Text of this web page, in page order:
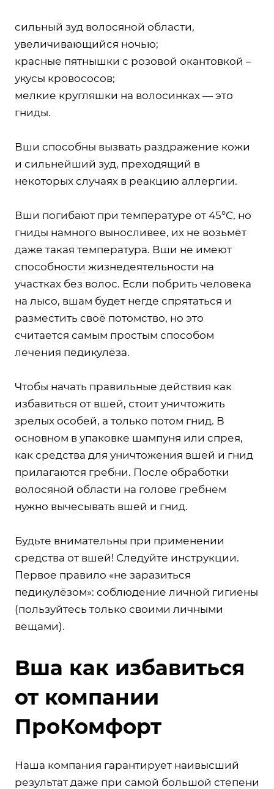
сильный зуд волосяной области,
увеличивающийся ночью;
красные пятнышки с розовой окантовкой –
укусы кровососов;
мелкие кругляшки на волосинках — это
гниды.
Вши способны вызвать раздражение кожи
и сильнейший зуд, преходящий в
некоторых случаях в реакцию аллергии.
Вши погибают при температуре от 45°C, но
гниды намного выносливее, их не возьмёт
даже такая температура. Вши не имеют
способности жизнедеятельности на
участках без волос. Если побрить человека
на лысо, вшам будет негде спрятаться и
разместить своё потомство, но это
считается самым простым способом
лечения педикулёза.
Чтобы начать правильные действия как
избавиться от вшей, стоит уничтожить
зрелых особей, а только потом гнид. В
основном в упаковке шампуня или спрея,
как средства для уничтожения вшей и гнид
прилагаются гребни. После обработки
волосяной области на голове гребнем
нужно вычесывать вшей и гнид.
Будьте внимательны при применении
средства от вшей! Следуйте инструкции.
Первое правило «не заразиться
педикулёзом»: соблюдение личной гигиены
(пользуйтесь только своими личными
вещами).
Вша как избавиться
от компании
ПроКомфорт
Наша компания гарантирует наивысший
результат даже при самой большой степени